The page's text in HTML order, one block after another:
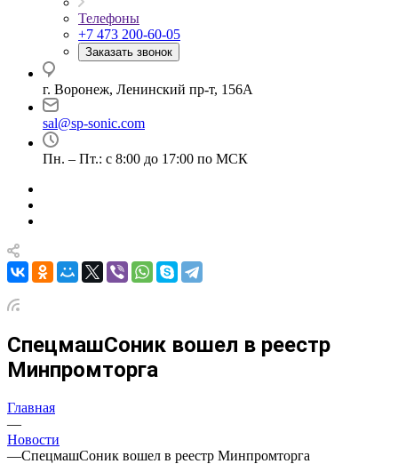
Телефоны
+7 473 200-60-05
Заказать звонок
г. Воронеж, Ленинский пр-т, 156А
sal@sp-sonic.com
Пн. – Пт.: с 8:00 до 17:00 по МСК
СпецмашСоник вошел в реестр
Минпромторга
Главная
—
Новости
—СпецмашСоник вошел в реестр Минпромторга